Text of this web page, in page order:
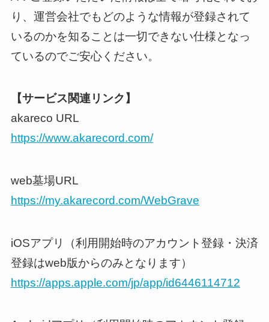
り、運営会社でもどのような情報が登録されて
いるのかを知ることは一切できない仕様となっ
ているのでご安心ください。
【サービス関連リンク】
akareco URL
https://www.akarecord.com/
web墓場URL
https://my.akarecord.com/WebGrave
iOSアプリ（利用開始時のアカウント登録・決済
登録はweb版からのみとなります）
https://apps.apple.com/jp/app/id6446114712